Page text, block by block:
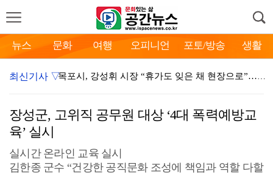
뉴스 문화 여행 오피니언 포토/방송 생활
목포시, 강성휘 시장 “휴가도 잊은 채 현장으로”…폭염…
장성군, 하천구역 불법점용 원상복구 추진
영광군, ‘2026 전국 꿈나무 테니스 영광대회’ 개최…
최신기사 ▽
장성군, 고위직 공무원 대상 ‘4대 폭력예방교
육’ 실시
실시간 온라인 교육 실시
김한종 군수 “건강한 공직문화 조성에 책임과 역할 다할